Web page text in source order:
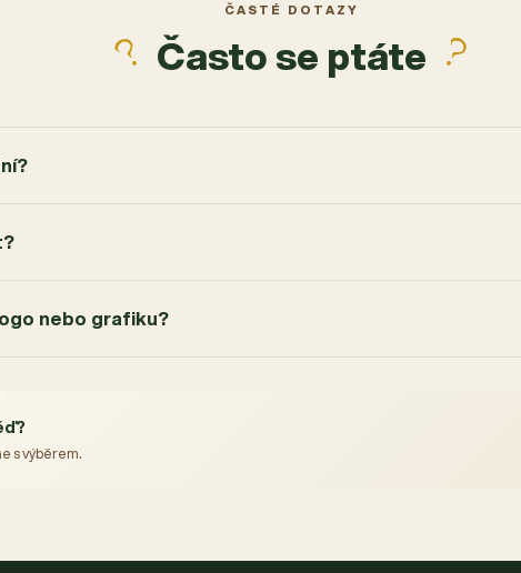
ČASTÉ DOTAZY
Často se ptáte
nebo grafiku?
s výběrem.